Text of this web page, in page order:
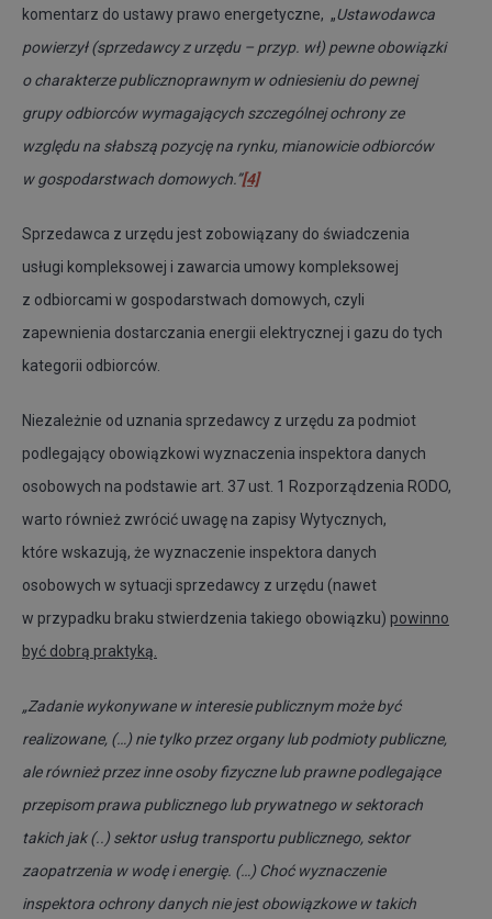
komentarz do ustawy prawo energetyczne, „Ustawodawca
powierzył (sprzedawcy z urzędu – przyp. wł) pewne obowiązki
o charakterze publicznoprawnym w odniesieniu do pewnej
grupy odbiorców wymagających szczególnej ochrony ze
względu na słabszą pozycję na rynku, mianowicie odbiorców
w gospodarstwach domowych.”[4]
Sprzedawca z urzędu jest zobowiązany do świadczenia
usługi kompleksowej i zawarcia umowy kompleksowej
z odbiorcami w gospodarstwach domowych, czyli
zapewnienia dostarczania energii elektrycznej i gazu do tych
kategorii odbiorców.
Niezależnie od uznania sprzedawcy z urzędu za podmiot
podlegający obowiązkowi wyznaczenia inspektora danych
osobowych na podstawie art. 37 ust. 1 Rozporządzenia RODO,
warto również zwrócić uwagę na zapisy Wytycznych,
które wskazują, że wyznaczenie inspektora danych
osobowych w sytuacji sprzedawcy z urzędu (nawet
w przypadku braku stwierdzenia takiego obowiązku) powinno
być dobrą praktyką.
„Zadanie wykonywane w interesie publicznym może być
realizowane, (…) nie tylko przez organy lub podmioty publiczne,
ale również przez inne osoby fizyczne lub prawne podlegające
przepisom prawa publicznego lub prywatnego w sektorach
takich jak (..) sektor usług transportu publicznego, sektor
zaopatrzenia w wodę i energię. (…) Choć wyznaczenie
inspektora ochrony danych nie jest obowiązkowe w takich